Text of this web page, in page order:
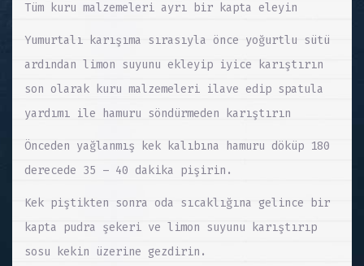
Tüm kuru malzemeleri ayrı bir kapta eleyin
Yumurtalı karışıma sırasıyla önce yoğurtlu sütü
ardından limon suyunu ekleyip iyice karıştırın
son olarak kuru malzemeleri ilave edip spatula
yardımı ile hamuru söndürmeden karıştırın
Önceden yağlanmış kek kalıbına hamuru döküp 180
derecede 35 – 40 dakika pişirin.
Kek piştikten sonra oda sıcaklığına gelince bir
kapta pudra şekeri ve limon suyunu karıştırıp
sosu kekin üzerine gezdirin.